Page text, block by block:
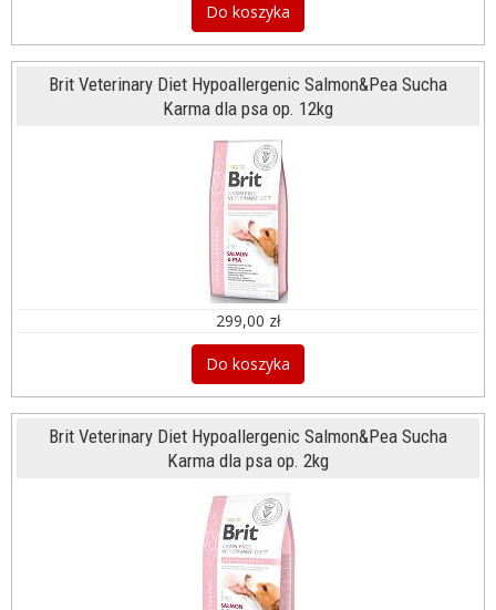
Do koszyka
Brit Veterinary Diet Hypoallergenic Salmon&Pea Sucha
Karma dla psa op. 12kg
299,00 zł
Do koszyka
Brit Veterinary Diet Hypoallergenic Salmon&Pea Sucha
Karma dla psa op. 2kg